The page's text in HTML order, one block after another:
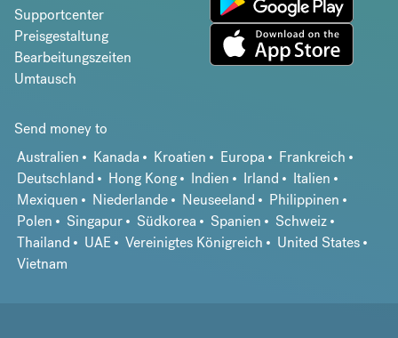
Supportcenter
Preisgestaltung
Bearbeitungszeiten
Umtausch
Send money to
Australien
Kanada Kroatien Europa
Frankreich
Deutschland
Hong Kong Indien Irland
Italien
Mexiquen
Niederlande Neuseeland
Philippinen
Polen
Singapur Südkorea Spanien
Schweiz
Thailand
UAE Vereinigtes Königreich
United States
Vietnam